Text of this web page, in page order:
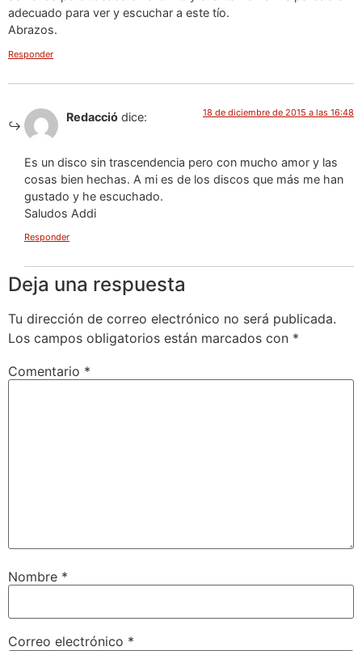
adecuado para ver y escuchar a este tío.
Abrazos.
Responder
Redacció dice: 18 de diciembre de 2015 a las 16:48
Es un disco sin trascendencia pero con mucho amor y las
cosas bien hechas. A mi es de los discos que más me han
gustado y he escuchado.
Saludos Addi
Responder
Deja una respuesta
Tu dirección de correo electrónico no será publicada.
Los campos obligatorios están marcados con *
Comentario *
Nombre *
Correo electrónico *